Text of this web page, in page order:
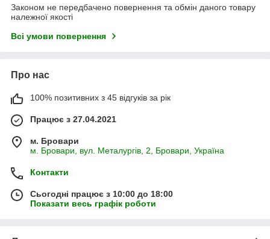
Законом не передбачено повернення та обмін даного товару
належної якості
Всі умови повернення
Про нас
100% позитивних з 45 відгуків за рік
Працює з 27.04.2021
м. Бровари
м. Бровари, вул. Металургів, 2, Бровари, Україна
Контакти
Сьогодні працює з 10:00 до 18:00
Показати весь графік роботи